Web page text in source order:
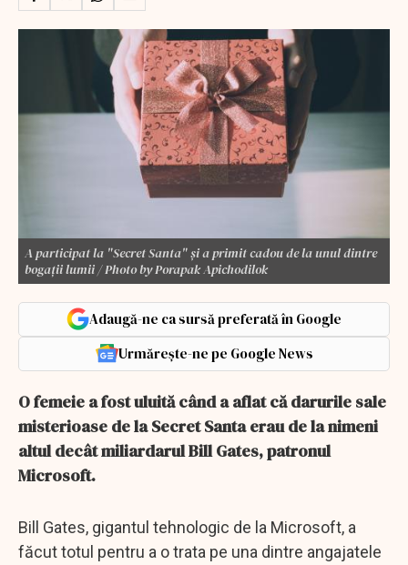
A participat la "Secret Santa" și a primit cadou de la unul dintre
bogații lumii / Photo by Porapak Apichodilok
Adaugă-ne ca sursă preferată în Google
Urmărește-ne pe Google News
O femeie a fost uluită când a aflat că darurile sale
misterioase de la Secret Santa erau de la nimeni
altul decât miliardarul Bill Gates, patronul
Microsoft.
Bill Gates, gigantul tehnologic de la Microsoft, a
făcut totul pentru a o trata pe una dintre angajatele